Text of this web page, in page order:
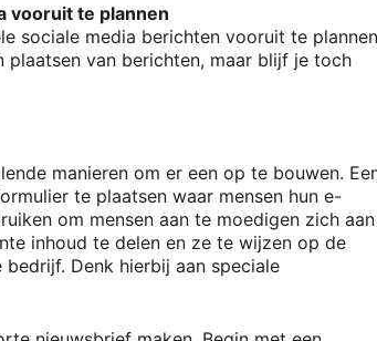
vooruit te plannen
sociale media berichten vooruit te
van berichten, maar blijf je toch
manieren om er een op te bouwen.
te plaatsen waar mensen hun e-
om mensen aan te moedigen zich aan
inhoud te delen en ze te wijzen op de
Denk hierbij aan speciale